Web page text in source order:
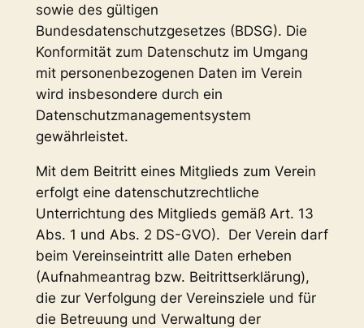
sowie des gültigen
Bundesdatenschutzgesetzes (BDSG). Die
Konformität zum Datenschutz im Umgang
mit personenbezogenen Daten im Verein
wird insbesondere durch ein
Datenschutzmanagementsystem
gewährleistet.
Mit dem Beitritt eines Mitglieds zum Verein
erfolgt eine datenschutzrechtliche
Unterrichtung des Mitglieds gemäß Art. 13
Abs. 1 und Abs. 2 DS-GVO). Der Verein darf
beim Vereinseintritt alle Daten erheben
(Aufnahmeantrag bzw. Beitrittserklärung),
die zur Verfolgung der Vereinsziele und für
die Betreuung und Verwaltung der